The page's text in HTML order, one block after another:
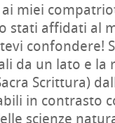
miei
stati affidati al
confondere!
da un lato e la
Scrittura)
in contrasto
scienze